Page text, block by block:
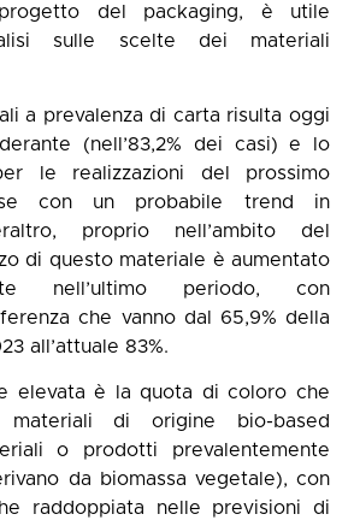
del packaging, è utile
sulle scelte dei materiali
a prevalenza di carta risulta oggi
(nell’83,2% dei casi) e lo
le realizzazioni del prossimo
con un probabile trend in
proprio nell’ambito del
di questo materiale è aumentato
nell’ultimo periodo, con
che vanno dal 65,9% della
all’attuale 83%.
elevata è la quota di coloro che
materiali di origine bio-based
o prodotti prevalentemente
da biomassa vegetale), con
raddoppiata nelle previsioni di